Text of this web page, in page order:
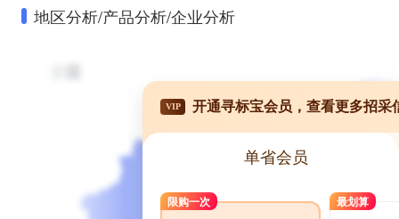
地区分析/产品分析/企业分析
VIP 开通寻标宝会员，查看更多招采
单省会员
限购一次 最划算